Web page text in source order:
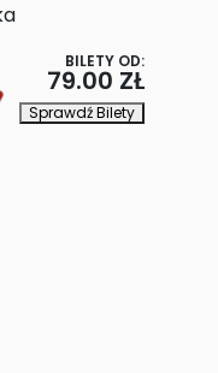
BILETY OD:
79.00 ZŁ
Sprawdź Bilety